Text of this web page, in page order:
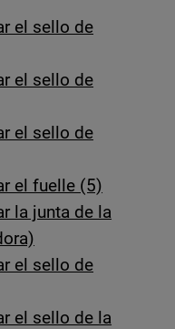
el sello de
el sello de
el sello de
el fuelle (5)
la junta de la
el sello de
el sello de la